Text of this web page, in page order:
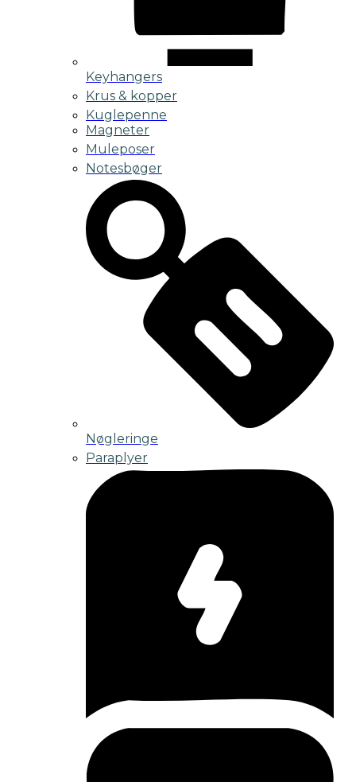
Keyhangers
Krus & kopper
Kuglepenne
Magneter
Muleposer
Notesbøger
Nøgleringe
Paraplyer